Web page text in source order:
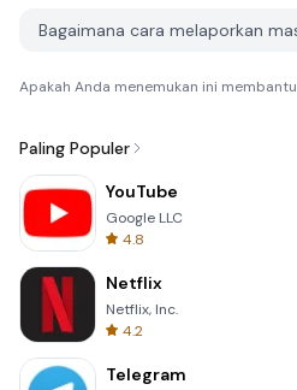
Apakah Anda menemukan ini membantu
Paling Populer
YouTube
Google LLC
4.8
Netflix
Netflix, Inc.
4.2
Telegram